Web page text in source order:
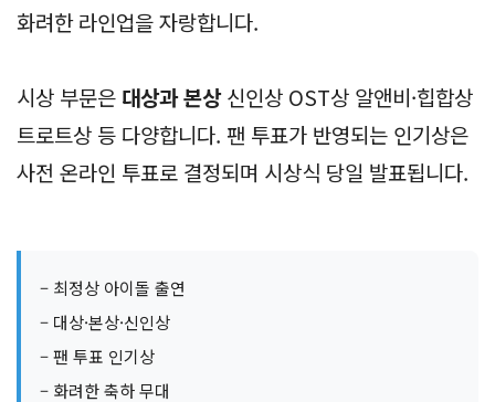
화려한 라인업을 자랑합니다.
시상 부문은 대상과 본상신인상 OST상 알앤비·힙합상
트로트상 등 다양합니다. 팬 투표가 반영되는 인기상은
사전 온라인 투표로 결정되며 시상식 당일 발표됩니다.
– 최정상 아이돌 출연
– 대상·본상·신인상
– 팬 투표 인기상
– 화려한 축하 무대